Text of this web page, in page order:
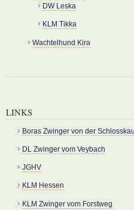
DW Leska
KLM Tikka
Wachtelhund Kira
LINKS
Boras Zwinger von der
DL Zwinger vom Veybach
JGHV
KLM Hessen
KLM Zwinger vom Forstweg